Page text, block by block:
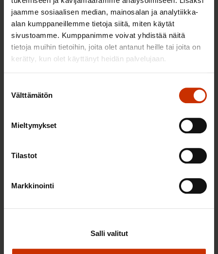
jaamme sosiaalisen median, mainosalan ja analytiikka-
alan kumppaneillemme tietoja siitä, miten käytät
sivustoamme. Kumppanimme voivat yhdistää näitä
tietoja muihin tietoihin, joita olet antanut heille tai joita on
kerätty, kun olet käyttänyt heidän palvelujaan.
valinta
Välttämätön
Mieltymykset
Tilastot
Markkinointi
Salli valitut
Työmarkkinakeskusjärjestöt: Tuottava ja
hyvinvoiva työelämä on yhteinen asia